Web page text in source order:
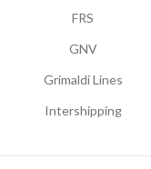
FRS
GNV
Grimaldi Lines
Intershipping